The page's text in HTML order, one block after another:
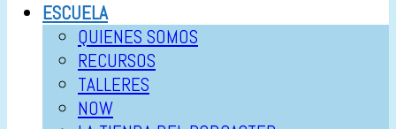
ESCUELA
QUIENES SOMOS
RECURSOS
TALLERES
NOW